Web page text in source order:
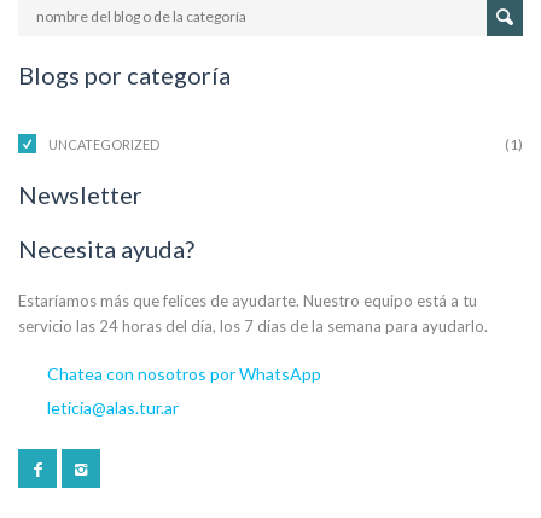
Blogs por categoría
UNCATEGORIZED (1)
Newsletter
Necesita ayuda?
Estaríamos más que felices de ayudarte. Nuestro equipo está a tu
servicio las 24 horas del día, los 7 días de la semana para ayudarlo.
Chatea con nosotros por WhatsApp
leticia@alas.tur.ar